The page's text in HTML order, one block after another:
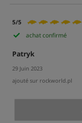
5/5
achat confirmé
Patryk
29 Juin 2023
ajouté sur rockworld.pl